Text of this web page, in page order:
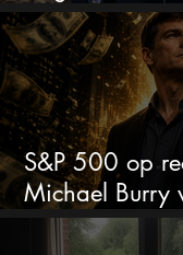
met de
S&P 500 op
Michael Burry
crash zoals in